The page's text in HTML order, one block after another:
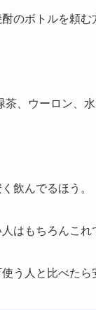
のボトルを頼む
茶、ウーロン、
飲んでるほう。
人はもちろんこ
う人と比べた